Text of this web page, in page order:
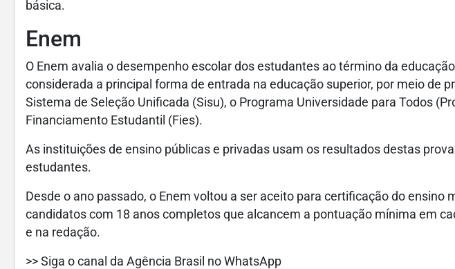
básica.
Enem
O Enem avalia o desempenho escolar dos estudantes ao término da
considerada a principal forma de entrada na educação superior, por meio de
Sistema de Seleção Unificada (Sisu), o Programa Universidade para Todos
Financiamento Estudantil (Fies).
As instituições de ensino públicas e privadas usam os resultados destas
estudantes.
Desde o ano passado, o Enem voltou a ser aceito para certificação do ensino
candidatos com 18 anos completos que alcancem a pontuação mínima em
e na redação.
>> Siga o canal da Agência Brasil no WhatsApp